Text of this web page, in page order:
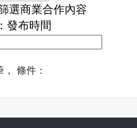
選商業合作內容
發布時間
， 條件：